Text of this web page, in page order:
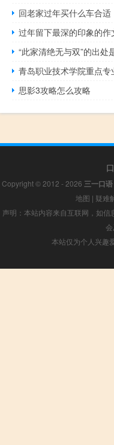
回老家过年买什么车合适
过年留下最深的印象的作
“此家清绝无与双”的出处
青岛职业技术学院重点专
思影3攻略怎么攻略
Copyright © 2012 - 2026 三一口语
地图 | 疑难
声明：本站内容来自互联网，如
本站仅为个人兴趣